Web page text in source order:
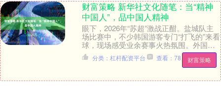
财富策略 新华社文化随笔：当“精神
中国人”，品中国人精神
眼下，2026年“苏超”激战正酣。盐城队主
场比赛中，不少韩国游客专门“打飞的”来看
球，现场感受业余赛事火热氛围。外国游
客与本土球迷并肩呐喊，构成绿茵场上别
样的风....
财富策略
分类：杠杆配资平台 查看：78